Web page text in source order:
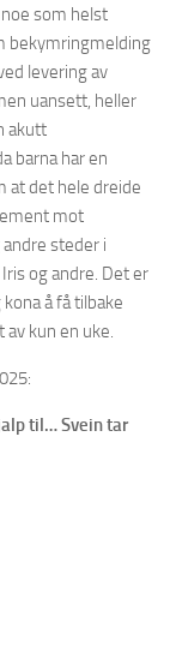
som helst
bekymringmelding
levering av
uansett, heller
akutt
barna har en
at det hele dreide
mot
steder i
og andre. Det er
å få tilbake
av kun en uke.
til… Svein tar